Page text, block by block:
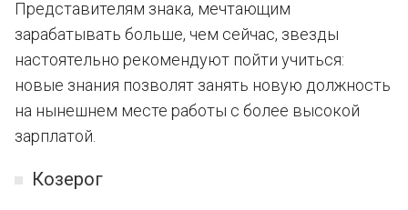
Представителям знака, мечтающим
зарабатывать больше, чем сейчас, звезды
настоятельно рекомендуют пойти учиться:
новые знания позволят занять новую должность
на нынешнем месте работы с более высокой
зарплатой.
Козерог